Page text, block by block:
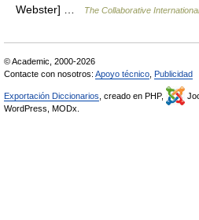
Webster] …
The Collaborative
© Academic, 2000-2026
Contacte con nosotros: Apoyo técnico Publicidad
Exportación Diccionarios , creado en PHP,
WordPress, MODx.